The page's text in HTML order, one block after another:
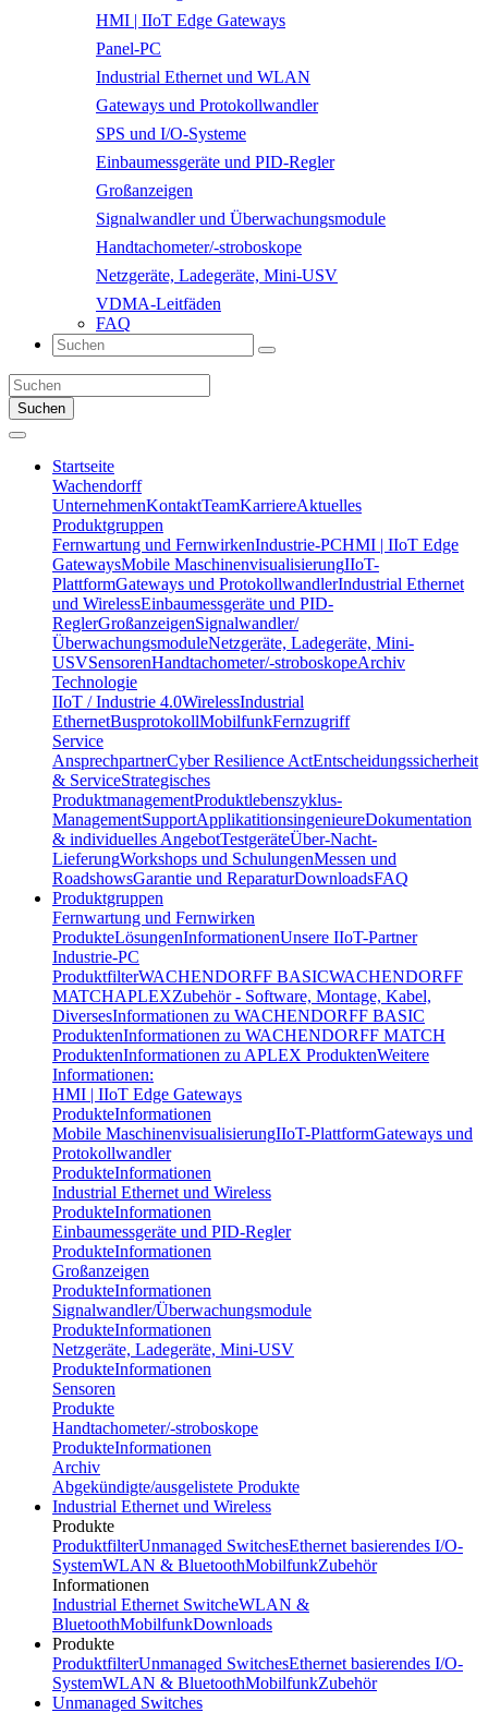
HMI | IIoT Edge Gateways
Panel-PC
Industrial Ethernet und WLAN
Gateways und Protokollwandler
SPS und I/O-Systeme
Einbaumessgeräte und PID-Regler
Großanzeigen
Signalwandler und Überwachungsmodule
Handtachometer/-stroboskope
Netzgeräte, Ladegeräte, Mini-USV
VDMA-Leitfäden
FAQ
Suchen
Startseite
Wachendorff
UnternehmenKontaktTeamKarriereAktuelles
Produktgruppen
Fernwartung und FernwirkenIndustrie-PCHMI | IIoT Edge
GatewaysMobile MaschinenvisualisierungIIoT-
PlattformGateways und ProtokollwandlerIndustrial Ethernet
und WirelessEinbaumessgeräte und PID-
ReglerGroßanzeigenSignalwandler/
ÜberwachungsmoduleNetzgeräte, Ladegeräte, Mini-
USVSensorenHandtachometer/-stroboskopeArchiv
Technologie
IIoT / Industrie 4.0WirelessIndustrial
EthernetBusprotokollMobilfunkFernzugriff
Service
AnsprechpartnerCyber Resilience ActEntscheidungssicherheit
& ServiceStrategisches
ProduktmanagementProduktlebenszyklus-
ManagementSupportApplikatitionsingenieureDokumentation
& individuelles AngebotTestgeräteÜber-Nacht-
LieferungWorkshops und SchulungenMessen und
RoadshowsGarantie und ReparaturDownloadsFAQ
Produktgruppen
Fernwartung und Fernwirken
ProdukteLösungenInformationenUnsere IIoT-Partner
Industrie-PC
ProduktfilterWACHENDORFF BASICWACHENDORFF
MATCHAPLEXZubehör - Software, Montage, Kabel,
DiversesInformationen zu WACHENDORFF BASIC
ProduktenInformationen zu WACHENDORFF MATCH
ProduktenInformationen zu APLEX ProduktenWeitere
Informationen:
HMI | IIoT Edge Gateways
ProdukteInformationen
Mobile MaschinenvisualisierungIIoT-PlattformGateways und
Protokollwandler
ProdukteInformationen
Industrial Ethernet und Wireless
ProdukteInformationen
Einbaumessgeräte und PID-Regler
ProdukteInformationen
Großanzeigen
ProdukteInformationen
Signalwandler/Überwachungsmodule
ProdukteInformationen
Netzgeräte, Ladegeräte, Mini-USV
ProdukteInformationen
Sensoren
Produkte
Handtachometer/-stroboskope
ProdukteInformationen
Archiv
Abgekündigte/ausgelistete Produkte
Industrial Ethernet und Wireless
Produkte
ProduktfilterUnmanaged SwitchesEthernet basierendes I/O-
SystemWLAN & BluetoothMobilfunkZubehör
Informationen
Industrial Ethernet SwitcheWLAN &
BluetoothMobilfunkDownloads
Produkte
ProduktfilterUnmanaged SwitchesEthernet basierendes I/O-
SystemWLAN & BluetoothMobilfunkZubehör
Unmanaged Switches